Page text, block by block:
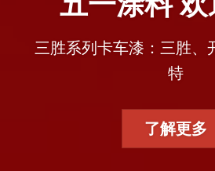
三胜系列卡车漆：三胜、
特
了解更多